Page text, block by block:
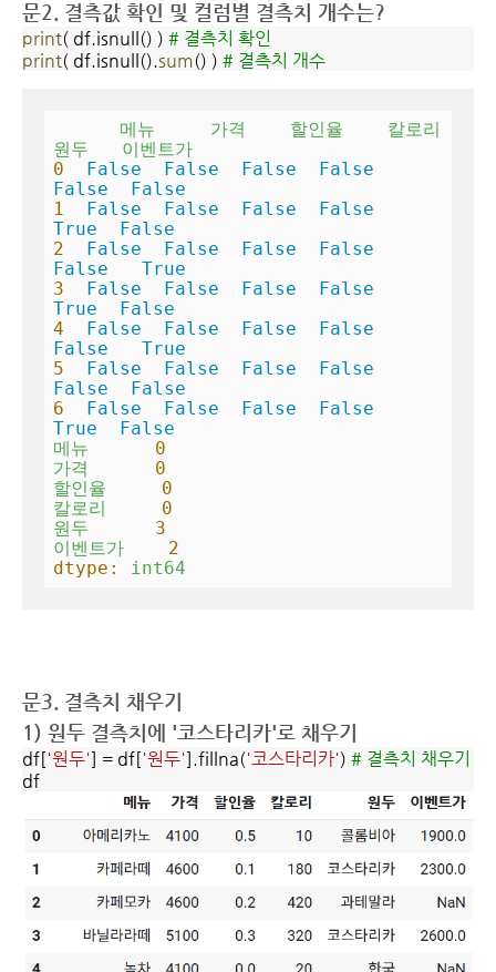
문2. 결측값 확인 및 컬럼별 결측치 개수는?
print( df.isnull() ) # 결측치 확인
print( df.isnull().sum() ) # 결측치 개수
메뉴 가격 할인율
칼로리
원두
이벤트가
0
False False False
False
False
False
1
False False False
False
True
False
2
False False False
False
False
True
3
False False False
False
True
False
4
False False False
False
False
True
5
False False False
False
False
False
6
False False False
False
True
False
메뉴
0
가격
0
할인율
0
칼로리
0
원두
3
이벤트가
2
dtype:
int64
문3. 결측치 채우기
1) 원두 결측치에 '코스타리카'로 채우기
df['원두'] = df['원두'].fillna('코스타리카') # 결측치 채우기
df